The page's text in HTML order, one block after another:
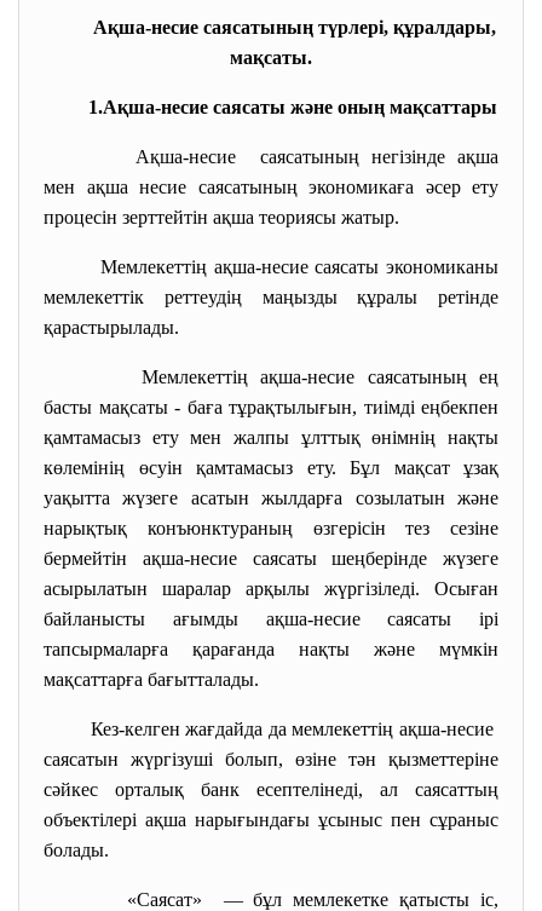
Ақша-несие саясатының түрлері, құралдары,
мақсаты.
1.Ақша-несие саясаты және оның мақсаттары
Ақша-несие саясатының негізінде ақша
мен ақша несие саясатының экономикаға әсер ету
процесін зерттейтін ақша теориясы жатыр.
Мемлекеттің ақша-несие саясаты экономиканы
мемлекеттік реттеудің маңызды құралы ретінде
қарастырылады.
Мемлекеттің ақша-несие саясатының ең
басты мақсаты - баға тұрақтылығын, тиімді еңбекпен
қамтамасыз ету мен жалпы ұлттық өнімнің нақты
көлемінің өсуін қамтамасыз ету. Бұл мақсат ұзақ
уақытта жүзеге асатын жылдарға созылатын және
нарықтық конъюнктураның өзгерісін тез сезіне
бермейтін ақша-несие саясаты шеңберінде жүзеге
асырылатын шаралар арқылы жүргізіледі. Осыған
байланысты ағымды ақша-несие саясаты ірі
тапсырмаларға қарағанда нақты және мүмкін
мақсаттарға бағытталады.
Кез-келген жағдайда да мемлекеттің ақша-несие
саясатын жүргізуші болып, өзіне тән қызметтеріне
сәйкес орталық банк есептелінеді, ал саясаттың
объектілері ақша нарығындағы ұсыныс пен сұраныс
болады.
«Саясат» — бұл мемлекетке қатысты іс,